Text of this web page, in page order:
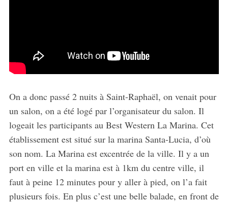
On a donc passé 2 nuits à Saint-Raphaël, on venait pour
un salon, on a été logé par l’organisateur du salon. Il
logeait les participants au Best Western La Marina. Cet
établissement est situé sur la marina Santa-Lucia, d’où
son nom. La Marina est excentrée de la ville. Il y a un
port en ville et la marina est à 1km du centre ville, il
faut à peine 12 minutes pour y aller à pied, on l’a fait
plusieurs fois. En plus c’est une belle balade, en front de